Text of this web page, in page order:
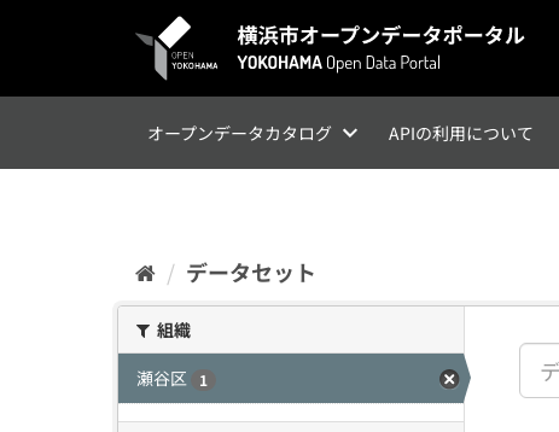
オープンデータカタログ APIの利用について
データセット
組織
瀬谷区
1